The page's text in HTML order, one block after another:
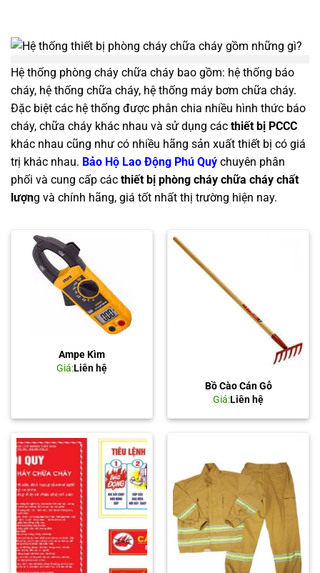
Hệ thống phòng cháy chữa cháy bao gồm: hệ thống báo
cháy, hệ thống chữa cháy, hệ thống máy bơm chữa cháy.
Đặc biệt các hệ thống được phân chia nhiều hình thức báo
cháy, chữa cháy khác nhau và sử dụng các thiết bị PCCC
khác nhau cũng như có nhiều hãng sản xuất thiết bị có giá
trị khác nhau. Bảo Hộ Lao Động Phú Quý chuyên phân
phối và cung cấp các thiết bị phòng cháy chữa cháy chất
lượng và chính hãng, giá tốt nhất thị trường hiện nay.
Ampe Kìm
Giá:Liên hệ
Bồ Cào Cán Gỗ
Giá:Liên hệ